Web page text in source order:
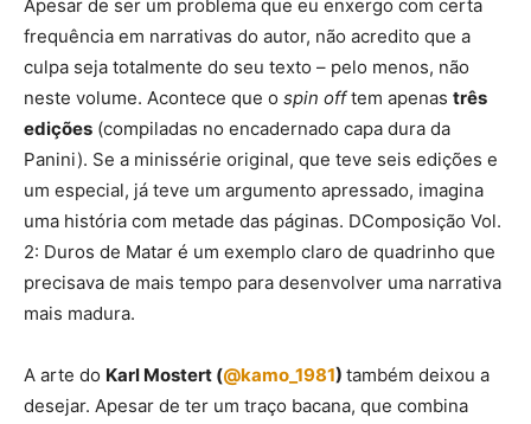
Apesar de ser um problema que eu enxergo com certa
frequência em narrativas do autor, não acredito que a
culpa seja totalmente do seu texto – pelo menos, não
neste volume. Acontece que o spin offtem apenas três
edições (compiladas no encadernado capa dura da
Panini). Se a minissérie original, que teve seis edições e
um especial, já teve um argumento apressado, imagina
uma história com metade das páginas. DComposição Vol.
2: Duros de Matar é um exemplo claro de quadrinho que
precisava de mais tempo para desenvolver uma narrativa
mais madura.
A arte do Karl Mostert (@kamo_1981) também deixou a
desejar. Apesar de ter um traço bacana, que combina